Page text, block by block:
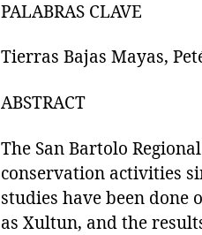
PALABRAS CLAVE
Tierras Bajas Mayas,
ABSTRACT
The San Bartolo
conservation activities
studies have been done
as Xultun, and the